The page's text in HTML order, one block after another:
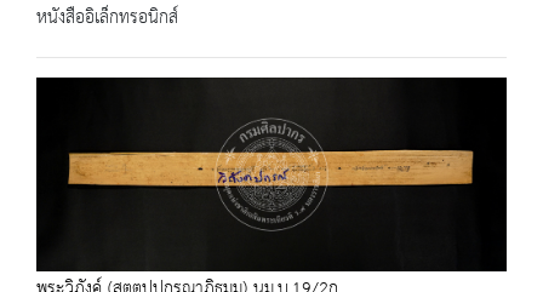
หนังสืออิเล็กทรอนิกส์